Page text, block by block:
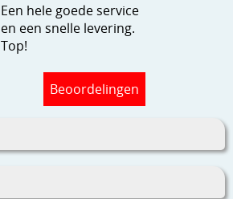
Een hele goede service
en een snelle levering.
Top!
Beoordelingen